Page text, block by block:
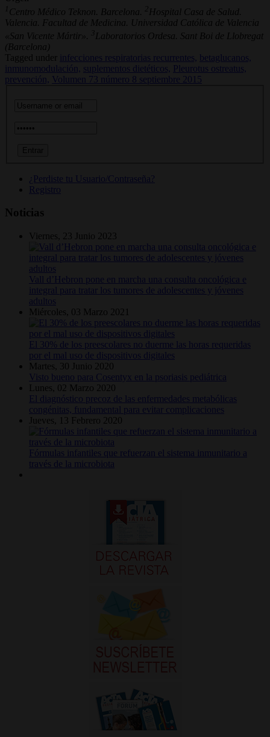
1 Centro Médico Teknon. Barcelona. 2 Hospital Casa de Salud.
Valencia. Facultad de Medicina. Universidad Católica de Valencia
«San Vicente Mártir».
3 Laboratorios Ordesa. Sant Boi de Llobregat
(Barcelona)
Tagged under
infecciones respiratorias recurrentes, betaglucanos,
inmunomodulación,
suplementos dietéticos,
Pleurotus ostreatus,
prevención,
Volumen 73 número 8 septiembre 2015
¿Perdiste tu Usuario/Contraseña?
Registro
Noticias
Viernes, 23 Junio 2023
Vall d’Hebron pone en marcha una consulta oncológica e
integral para tratar los tumores de adolescentes y jóvenes
adultos
Miércoles, 03 Marzo 2021
El 30% de los preescolares no duerme las horas requeridas
por el mal uso de dispositivos digitales
Martes, 30 Junio 2020
Visto bueno para Cosentyx en la psoriasis pediátrica
Lunes, 02 Marzo 2020
El diagnóstico precoz de las enfermedades metabólicas
congénitas, fundamental para evitar complicaciones
Jueves, 13 Febrero 2020
Fórmulas infantiles que refuerzan el sistema inmunitario a
través de la microbiota